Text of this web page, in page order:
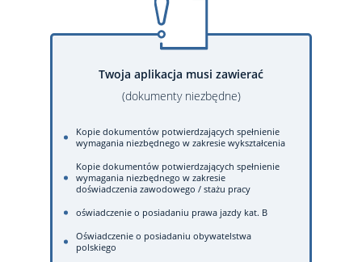
Twoja aplikacja musi zawierać
(dokumenty niezbędne)
Kopie dokumentów potwierdzających spełnienie
wymagania niezbędnego w zakresie wykształcenia
Kopie dokumentów potwierdzających spełnienie
wymagania niezbędnego w zakresie
doświadczenia zawodowego / stażu pracy
oświadczenie o posiadaniu prawa jazdy kat. B
Oświadczenie o posiadaniu obywatelstwa
polskiego